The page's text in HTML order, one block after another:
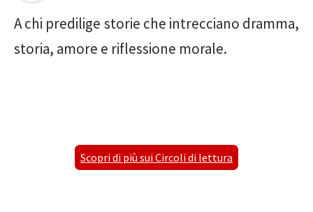
A chi predilige storie che intrecciano dramma,
storia, amore e riflessione morale.
Scopri di più sui Circoli di lettura